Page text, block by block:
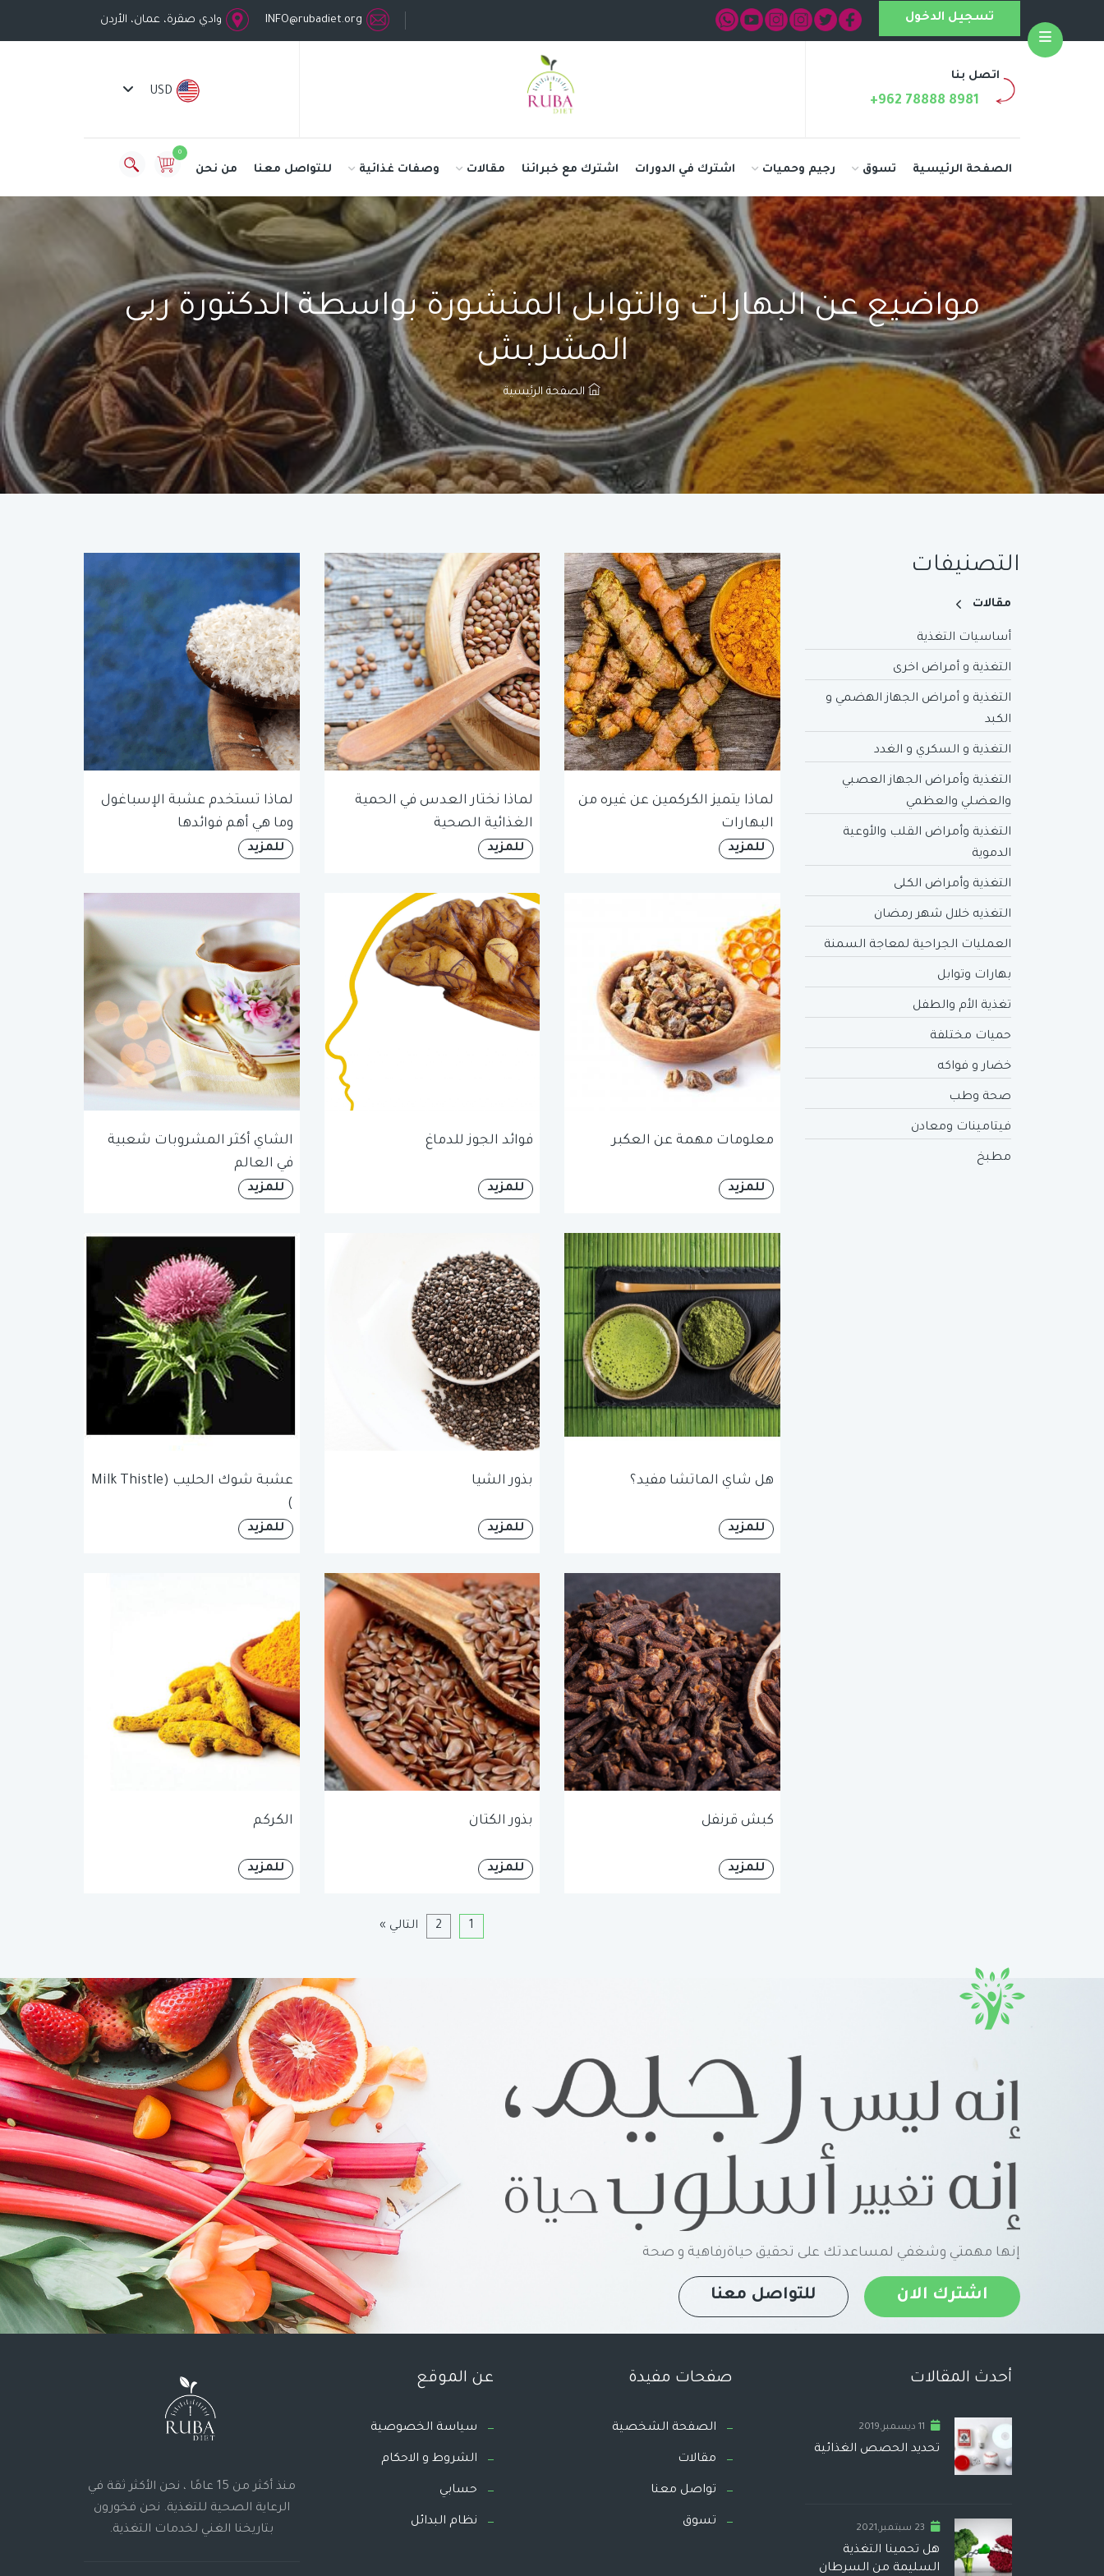
INFO@rubadiet.org وادي صقرة، عمان، الأردن تسجيل الدخول
اتصل بنا
+962 78888 8981
USD
0
الصفحة الرئيسية تسوق رجيم وحميات اشترك في الدورات اشترك مع خبرائنا مقالات وصفات غذائية للتواصل معنا من نحن
مواضيع عن البهارات والتوابل المنشورة بواسطة الدكتورة ربى
المشربش
الصفحة الرئيسية
التصنيفات
مقالات
أساسيات التغذية
التغذية و أمراض اخرى
التغذية و أمراض الجهاز الهضمي و
الكبد
التغذية و السكري و الغدد
التغذية وأمراض الجهاز العصبي
والعضلي والعظمي
التغذية وأمراض القلب والأوعية
الدموية
التغذية وأمراض الكلى
التغذيه خلال شهر رمضان
العمليات الجراحية لمعاجة السمنة
بهارات وتوابل
تغذية الأم والطفل
حميات مختلفة
خضار و فواكه
صحة وطب
فيتامينات ومعادن
مطبخ
لماذا يتميز الكركمين عن غيره من
البهارات
للمزيد
لماذا نختار العدس في الحمية
الغذائية الصحية
للمزيد
لماذا تستخدم عشبة الإسباغول
وما هي أهم فوائدها
للمزيد
معلومات مهمة عن العكبر
للمزيد
فوائد الجوز للدماغ
للمزيد
الشاي أكثر المشروبات شعبية
في العالم
للمزيد
هل شاي الماتشا مفيد؟
للمزيد
بذور الشيا
للمزيد
عشبة شوك الحليب (Milk Thistle
)
للمزيد
كبش قرنفل
للمزيد
بذور الكتان
للمزيد
الكركم
للمزيد
1
2 التالي »
إنها مهمتي وشغفي لمساعدتك على تحقيق حياةرفاهية و صحة
اشترك الان للتواصل معنا
أحدث المقالات
11 ديسمبر,2019
تحديد الحصص الغذائية
23 سبتمبر,2021
هل تحمينا التغذية
السليمة من السرطان
صفحات مفيدة
الصفحة الشخصية
مقالات
تواصل معنا
تسوق
عن الموقع
سياسة الخصوصية
الشروط و الاحكام
حسابي
نظام البدائل
منذ أكثر من 15 عامًا ، نحن الأكثر ثقة في
الرعاية الصحية للتغذية. نحن فخورون
بتاريخنا الغني لخدمات التغذية.